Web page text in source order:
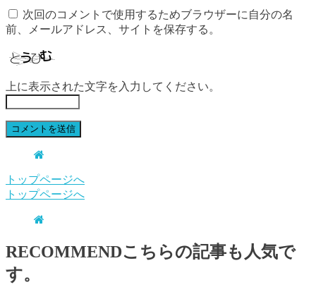
次回のコメントで使用するためブラウザーに自分の名
前、メールアドレス、サイトを保存する。
上に表示された文字を入力してください。
トップページへ
トップページへ
RECOMMENDこちらの記事も人気で
す。